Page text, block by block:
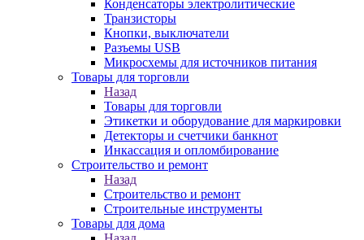
Конденсаторы электролитические
Транзисторы
Кнопки, выключатели
Разъемы USB
Микросхемы для источников питания
Товары для торговли
Назад
Товары для торговли
Этикетки и оборудование для маркировки
Детекторы и счетчики банкнот
Инкассация и опломбирование
Строительство и ремонт
Назад
Строительство и ремонт
Строительные инструменты
Товары для дома